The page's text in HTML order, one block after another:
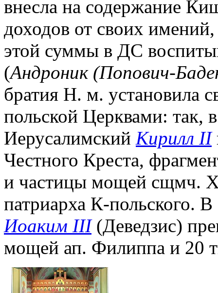
внесла на содержание
доходов от своих
этой суммы в ДС
(Андроник (Попович-
братия Н. м. установила
польской Церквами: так,
Иерусалимский Кирилл II
Честного Креста,
и частицы мощей сщмч.
патриарха К-польского.
Иоаким III(Деведзис)
мощей ап. Филиппа и 20